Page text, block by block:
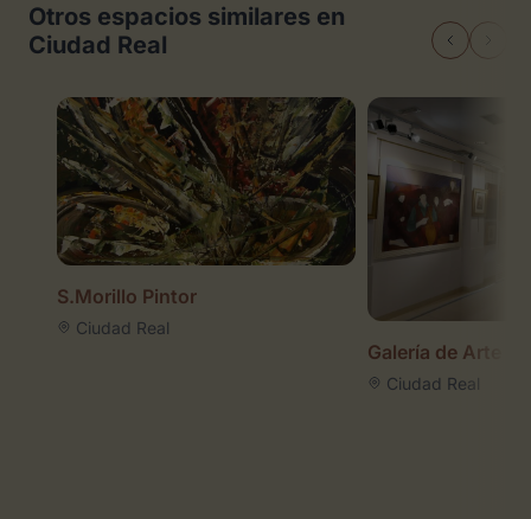
Otros espacios similares en
Ciudad Real
S.Morillo Pintor
Ciudad Real
Galería de Arte
Ciudad Real